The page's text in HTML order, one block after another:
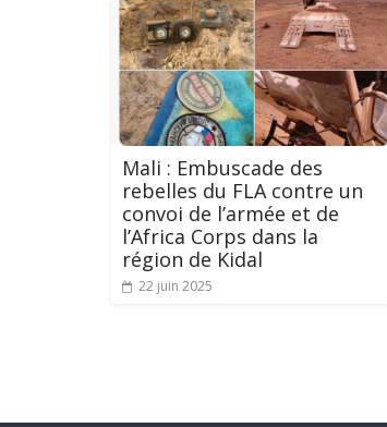
Mali : Embuscade des
rebelles du FLA contre un
convoi de l’armée et de
l’Africa Corps dans la
région de Kidal
22 juin 2025